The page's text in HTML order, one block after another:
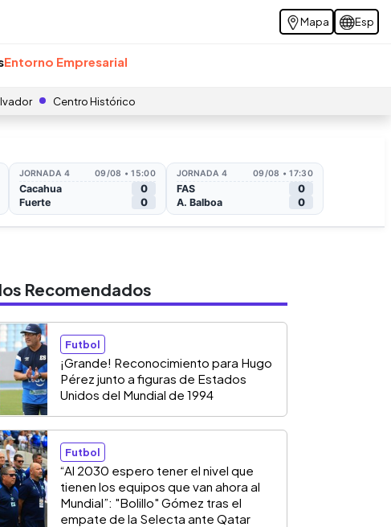
Mapa Esp
Entorno Empresarial
Centro Histórico
Recomendados
Futbol
¡Grande! Reconocimiento para Hugo
Pérez junto a figuras de Estados
Unidos del Mundial de 1994
Futbol
“Al 2030 espero tener el nivel que
tienen los equipos que van ahora al
Mundial”: "Bolillo" Gómez tras el
empate de la Selecta ante Qatar